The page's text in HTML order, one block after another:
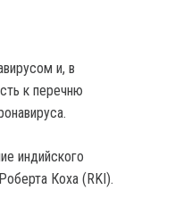
и, в
к перечню
индийского
Коха (RKI).